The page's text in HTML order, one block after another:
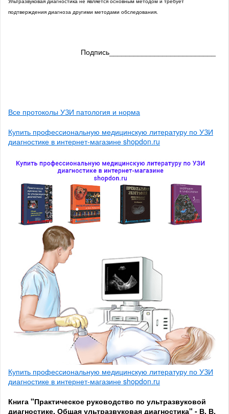
подтверждения диагноза другими методами обследования.
Подпись__________________________
Все протоколы УЗИ патология и норма
Купить профессиональную медицинскую литературу по УЗИ
диагностике в интернет-магазине shopdon.ru
Купить профессиональную медицинскую литературу по УЗИ
диагностике в интернет-магазине shopdon.ru
Книга "Практическое руководство по ультразвуковой
диагностике. Общая ультразвуковая диагностика" - В. В.